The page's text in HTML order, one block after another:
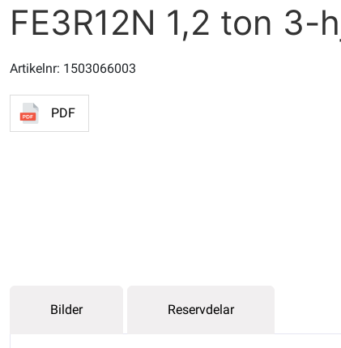
FE3R12N 1,2 ton
Artikelnr: 1503066003
PDF
Bilder Reservdelar